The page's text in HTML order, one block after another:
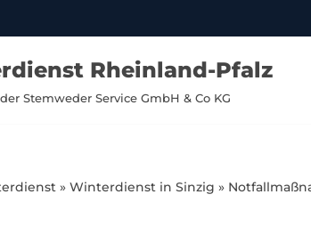
Rheinland-Pfalz
Stemweder Service GmbH & Co KG
» Winterdienst in Sinzig »